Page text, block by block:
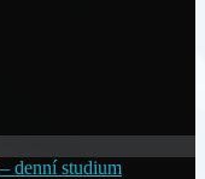
denní studium